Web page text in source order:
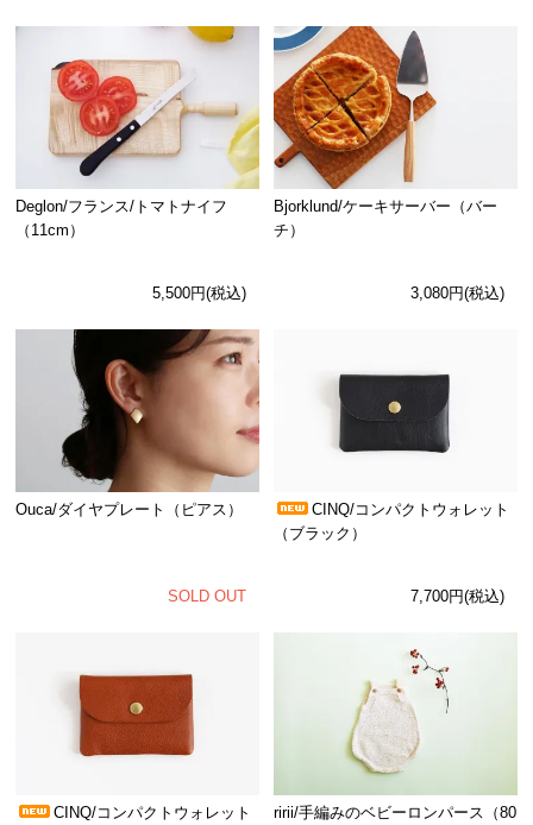
Deglon/フランス/トマトナイフ
（11cm）
5,500円(税込)
Bjorklund/ケーキサーバー（バー
チ）
3,080円(税込)
Ouca/ダイヤプレート（ピアス）
SOLD OUT
CINQ/コンパクトウォレット
（ブラック）
7,700円(税込)
CINQ/コンパクトウォレット
ririi/手編みのベビーロンパース（80